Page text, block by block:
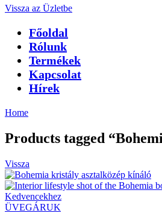
Vissza az Üzletbe
Főoldal
Rólunk
Termékek
Kapcsolat
Hírek
Home
Products tagged
Vissza
Kedvencekhez
ÜVEGÁRUK